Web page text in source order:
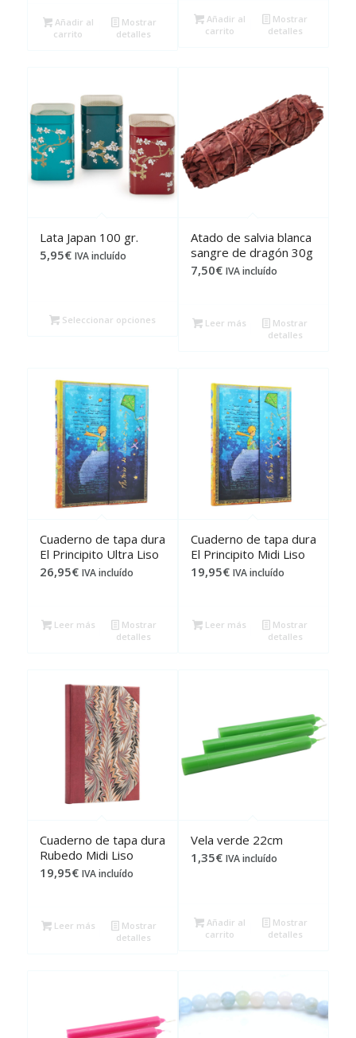
Añadir al
carrito
Mostrar
detalles
Añadir al
carrito
Mostrar
detalles
Lata Japan 100 gr.
5,95€ IVA incluído
Seleccionar opciones
Atado de salvia blanca
sangre de dragón 30g
7,50€ IVA incluído
Leer más
Mostrar
detalles
Cuaderno de tapa dura
El Principito Ultra Liso
26,95€ IVA incluído
Leer más
Mostrar
detalles
Cuaderno de tapa dura
El Principito Midi Liso
19,95€ IVA incluído
Leer más
Mostrar
detalles
Cuaderno de tapa dura
Rubedo Midi Liso
19,95€ IVA incluído
Leer más
Mostrar
detalles
Vela verde 22cm
1,35€ IVA incluído
Añadir al
carrito
Mostrar
detalles